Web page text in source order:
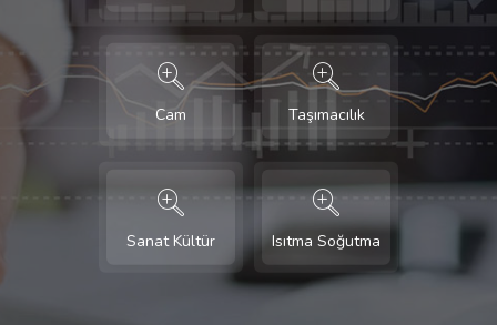
Cam Taşımacılık
Sanat Kültür Isıtma Soğutma